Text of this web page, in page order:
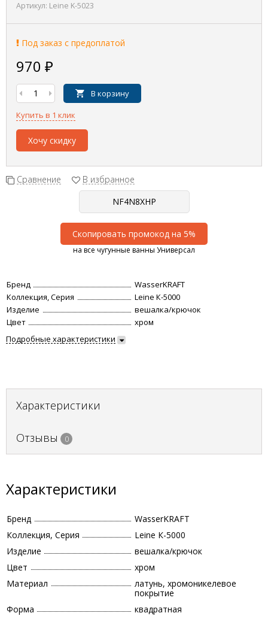
Артикул: Leine K-5023
Под заказ с предоплатой
970 ₽
В корзину
Купить в 1 клик
Хочу скидку
Сравнение В избранное
Скопировать промокод на 5%
на все чугунные ванны Универсал
Бренд
WasserKRAFT
Коллекция, Серия
Leine К-5000
Изделие
вешалка/крючок
Цвет
хром
Подробные характеристики
Характеристики
Отзывы 0
Характеристики
Бренд
WasserKRAFT
Коллекция, Серия
Leine К-5000
Изделие
вешалка/крючок
Цвет
хром
Материал
латунь, хромоникелевое
покрытие
Форма
квадратная